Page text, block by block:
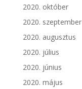
2020. október
2020. szeptember
2020. augusztus
2020. július
2020. június
2020. május